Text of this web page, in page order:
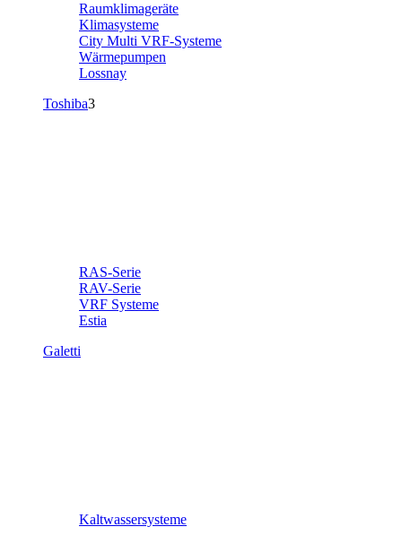
Raumklimageräte
Klimasysteme
City Multi VRF-Systeme
Wärmepumpen
Lossnay
Toshiba3
RAS-Serie
RAV-Serie
VRF Systeme
Estia
Galetti
Kaltwassersysteme